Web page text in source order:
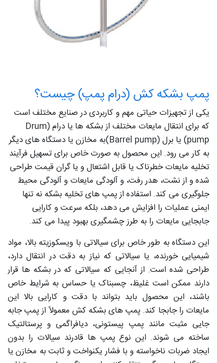
پمپ بشکه کش (درام پمپ) چیست؟
یکی از تجهیزات حیاتی مهم و کاربردی در صنایع مختلف است
که برای انتقال مایعات مختلف از بشکه ها یا درام (Drum
pump) یا برل (Barrel pump)به مخازن یا دستگاه های دیگر
به کار می رود. این محصول به صورت خاص برای تسهیل فرآیند
تخلیه مایعات خطرناک یا قابل اشتعال و یا گران قیمت طراحی
شده و از نشت، هدر رفت، و آلودگی مایعات و آلودگی محیط
جلوگیری می کند. استفاده از پمپ های تخلیه بشکه نه تنها
ایمنی عملیات را افزایش می دهد، بلکه سرعت و کارایی
جابجایی مایعات را به طرز چشمگیری بهبود پیدا می کند.
این دستگاه به طور خاص برای سیالاتی با ویسکوزیته بالا، مواد
شیمیایی خورنده، یا سیالاتی که نیاز به دقت در انتقال دارد،
طراحی شده است. از آنجایی که سیالاتی که در بشکه ها قرار
دارند ممکن است غلیظ، چسبناک یا حساس به شرایط خاص
باشند، این محصول باید بتواند با دقت و کارایی بالا این
مایعات را جابجا کند. پمپ های بشکه کش معمولاً از پمپ جابه
جایی مثبت مانند پمپ پیستونی، دیافراگمی و پرستالتیک
ساخته می شوند. این نوع پمپ ها قادرند سیالات را بدون
ایجاد ضربات ناخواسته و با فشار یکنواخت و ثابت به مخازن یا